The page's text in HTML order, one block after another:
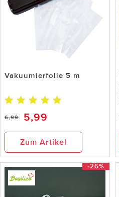
Vakuumierfolie 5 m
6,99 5,99
Zum Artikel
-26%